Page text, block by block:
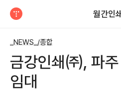
월간인
_NEWS_/종합
금강인쇄㈜, 파
임대